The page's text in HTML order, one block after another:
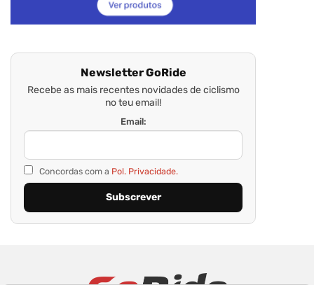
Newsletter GoRide
Recebe as mais recentes novidades de ciclismo
no teu email!
Email:
Concordas com a Pol. Privacidade.